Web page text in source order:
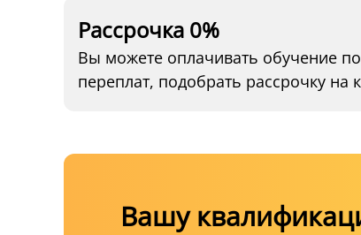
Рассрочка 0%
Вы можете оплачивать обучение
переплат, подобрать рассрочку на
Вашу